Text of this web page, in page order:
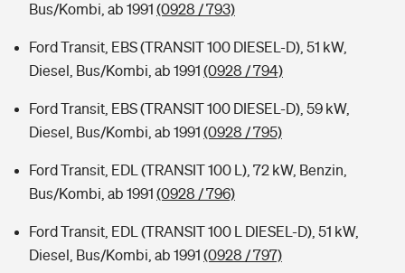
Bus/Kombi, ab 1991 (0928 / 793)
Ford Transit, EBS (TRANSIT 100 DIESEL-D), 51 kW,
Diesel, Bus/Kombi, ab 1991 (0928 / 794)
Ford Transit, EBS (TRANSIT 100 DIESEL-D), 59 kW,
Diesel, Bus/Kombi, ab 1991 (0928 / 795)
Ford Transit, EDL (TRANSIT 100 L), 72 kW, Benzin,
Bus/Kombi, ab 1991 (0928 / 796)
Ford Transit, EDL (TRANSIT 100 L DIESEL-D), 51 kW,
Diesel, Bus/Kombi, ab 1991 (0928 / 797)